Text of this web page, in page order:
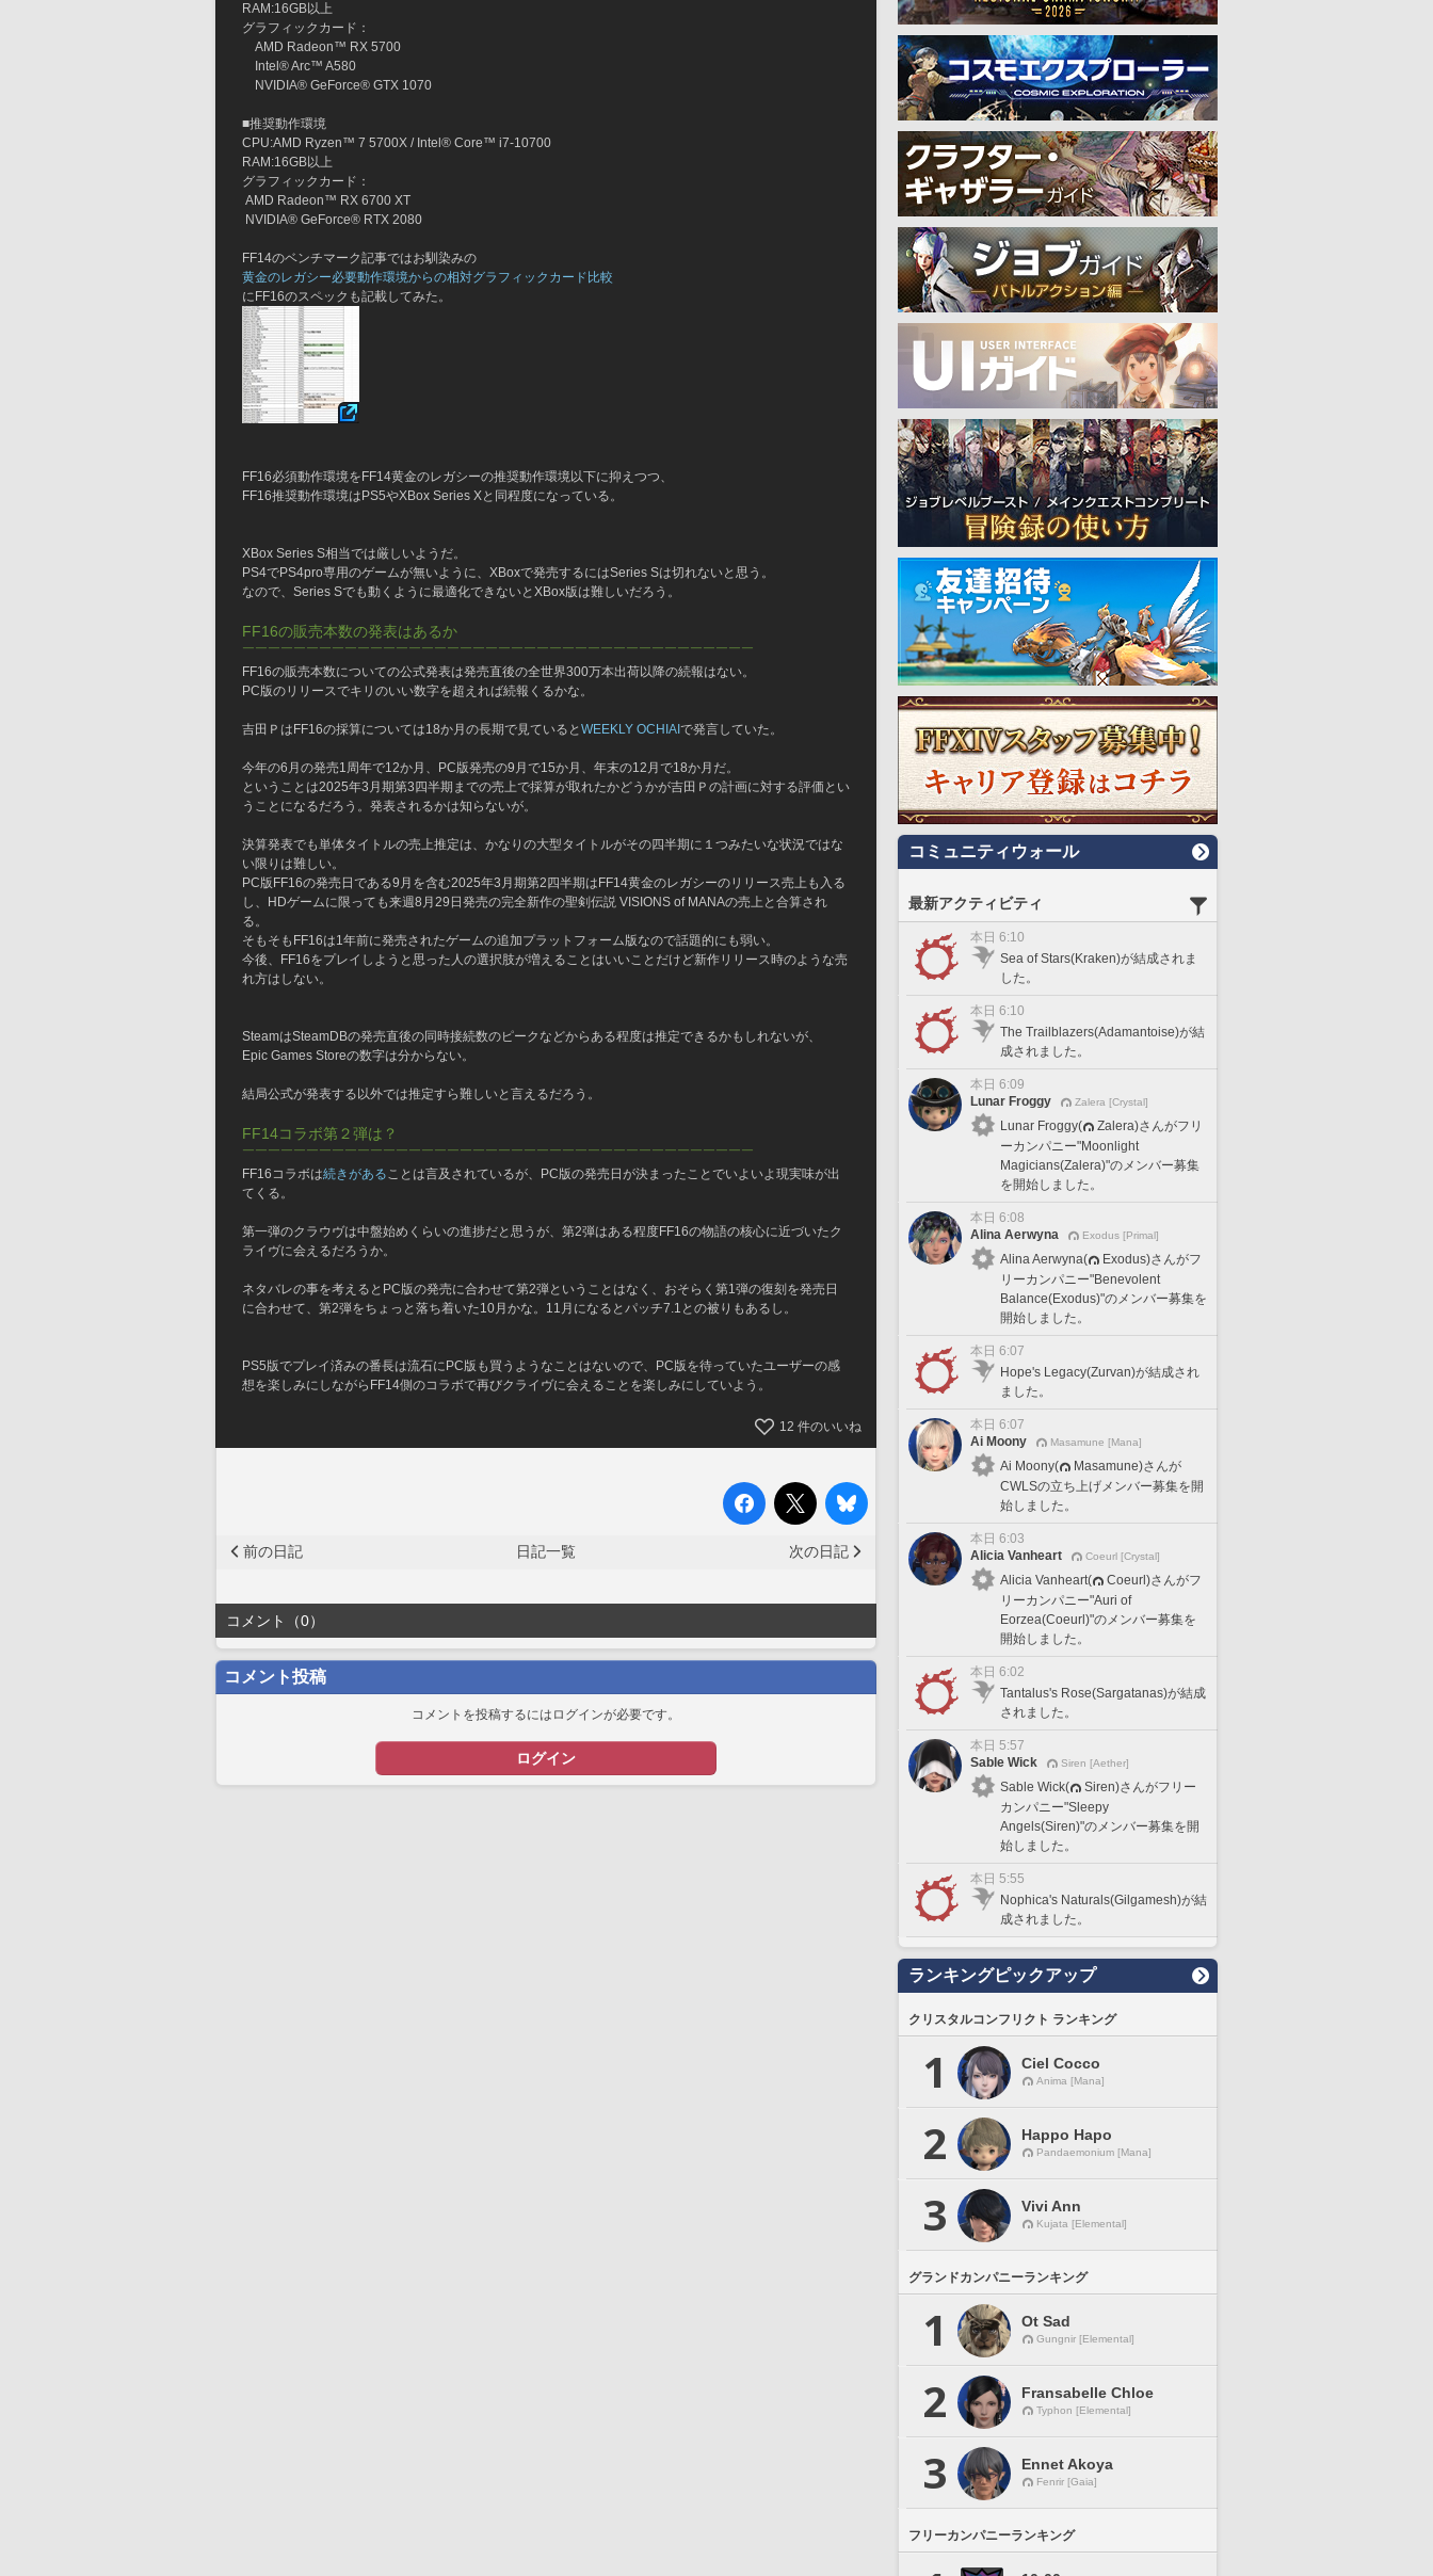
RAM:16GB以上
グラフィックカード：
AMD Radeon™ RX 5700
Intel® Arc™ A580
NVIDIA® GeForce® GTX 1070
■推奨動作環境
CPU:AMD Ryzen™ 7 5700X / Intel® Core™ i7-10700
RAM:16GB以上
グラフィックカード：
AMD Radeon™ RX 6700 XT
NVIDIA® GeForce® RTX 2080
FF14のベンチマーク記事ではお馴染みの
黄金のレガシー必要動作環境からの相対グラフィックカード比較
にFF16のスペックも記載してみた。
FF16必須動作環境をFF14黄金のレガシーの推奨動作環境以下に抑えつつ、
FF16推奨動作環境はPS5やXBox Series Xと同程度になっている。
XBox Series S相当では厳しいようだ。
PS4でPS4pro専用のゲームが無いように、XBoxで発売するにはSeries Sは切れないと思う。
なので、Series Sでも動くように最適化できないとXBox版は難しいだろう。
FF16の販売本数の発表はあるか
￣￣￣￣￣￣￣￣￣￣￣￣￣￣￣￣￣￣￣￣￣￣￣￣￣￣￣￣￣￣￣￣￣￣￣￣￣￣￣￣
FF16の販売本数についての公式発表は発売直後の全世界300万本出荷以降の続報はない。
PC版のリリースでキリのいい数字を超えれば続報くるかな。
吉田ＰはFF16の採算については18か月の長期で見ていると WEEKLY OCHIAI で発言していた。
今年の6月の発売1周年で12か月、PC版発売の9月で15か月、年末の12月で18か月だ。
ということは2025年3月期第3四半期までの売上で採算が取れたかどうかが吉田Ｐの計画に対する評価とい
うことになるだろう。発表されるかは知らないが。
決算発表でも単体タイトルの売上推定は、かなりの大型タイトルがその四半期に１つみたいな状況ではな
い限りは難しい。
PC版FF16の発売日である9月を含む2025年3月期第2四半期はFF14黄金のレガシーのリリース売上も入る
し、HDゲームに限っても来週8月29日発売の完全新作の聖剣伝説 VISIONS of MANAの売上と合算され
る。
そもそもFF16は1年前に発売されたゲームの追加プラットフォーム版なので話題的にも弱い。
今後、FF16をプレイしようと思った人の選択肢が増えることはいいことだけど新作リリース時のような売
れ方はしない。
SteamはSteamDBの発売直後の同時接続数のピークなどからある程度は推定できるかもしれないが、
Epic Games Storeの数字は分からない。
結局公式が発表する以外では推定すら難しいと言えるだろう。
FF14コラボ第２弾は？
￣￣￣￣￣￣￣￣￣￣￣￣￣￣￣￣￣￣￣￣￣￣￣￣￣￣￣￣￣￣￣￣￣￣￣￣￣￣￣￣
FF16コラボは続きがあることは言及されているが、PC版の発売日が決まったことでいよいよ現実味が出
てくる。
第一弾のクラウヴは中盤始めくらいの進捗だと思うが、第2弾はある程度FF16の物語の核心に近づいたク
ライヴに会えるだろうか。
ネタバレの事を考えるとPC版の発売に合わせて第2弾ということはなく、おそらく第1弾の復刻を発売日
に合わせて、第2弾をちょっと落ち着いた10月かな。11月になるとパッチ7.1との被りもあるし。
PS5版でプレイ済みの番長は流石にPC版も買うようなことはないので、PC版を待っていたユーザーの感
想を楽しみにしながらFF14側のコラボで再びクライヴに会えることを楽しみにしていよう。
12 件のいいね
前の日記 日記一覧 次の日記
コメント（0）
コメント投稿
コメントを投稿するにはログインが必要です。
ログイン
コミュニティウォール
最新アクティビティ
本日 6:10
Sea of Stars(Kraken)が結成されま
した。
本日 6:10
The Trailblazers(Adamantoise)が結
成されました。
本日 6:09
Lunar Froggy
Zalera [Crystal]
Lunar Froggy(
Zalera)さんがフリ
ーカンパニー"Moonlight
Magicians(Zalera)"のメンバー募集
を開始しました。
本日 6:08
Alina Aerwyna
Exodus [Primal]
Alina Aerwyna(
Exodus)さんがフ
リーカンパニー"Benevolent
Balance(Exodus)"のメンバー募集を
開始しました。
本日 6:07
Hope's Legacy(Zurvan)が結成され
ました。
本日 6:07
Ai Moony
Masamune [Mana]
Ai Moony(
Masamune)さんが
CWLSの立ち上げメンバー募集を開
始しました。
本日 6:03
Alicia Vanheart
Coeurl [Crystal]
Alicia Vanheart(
Coeurl)さんがフ
リーカンパニー"Auri of
Eorzea(Coeurl)"のメンバー募集を
開始しました。
本日 6:02
Tantalus's Rose(Sargatanas)が結成
されました。
本日 5:57
Sable Wick
Siren [Aether]
Sable Wick(
Siren)さんがフリー
カンパニー"Sleepy
Angels(Siren)"のメンバー募集を開
始しました。
本日 5:55
Nophica's Naturals(Gilgamesh)が結
成されました。
ランキングピックアップ
クリスタルコンフリクト ランキング
1 Ciel Cocco
Anima [Mana]
2 Happo Hapo
Pandaemonium [Mana]
3 Vivi Ann
Kujata [Elemental]
グランドカンパニーランキング
1 Ot Sad
Gungnir [Elemental]
2 Fransabelle Chloe
Typhon [Elemental]
3 Ennet Akoya
Fenrir [Gaia]
フリーカンパニーランキング